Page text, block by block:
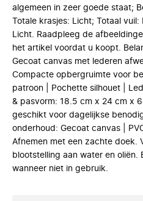
algemeen in zeer goede staat;
Totale krasjes: Licht; Totaal
Licht. Raadpleeg de
het artikel voordat u koopt.
Gecoat canvas met lederen
Compacte opbergruimte voor
patroon | Pochette silhouet |
& pasvorm: 18.5 cm x 24 cm x
geschikt voor dagelijkse
onderhoud: Gecoat canvas |
Afnemen met een zachte doek.
blootstelling aan water en oliën.
wanneer niet in gebruik.